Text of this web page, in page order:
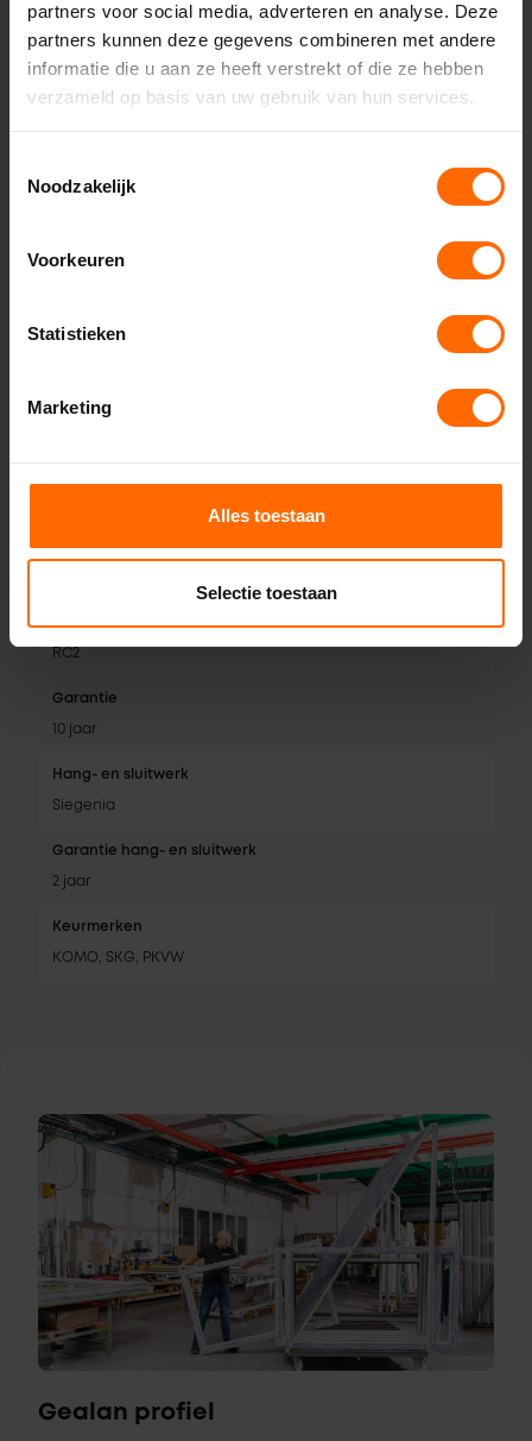
partners voor social media, adverteren en analyse. Deze
partners kunnen deze gegevens combineren met andere
informatie die u aan ze heeft verstrekt of die ze hebben
verzameld op basis van uw gebruik van hun services.
Noodzakelijk
Voorkeuren
Statistieken
Marketing
Alles toestaan
Selectie toestaan
Maximale breedte
3900 mm
Minimale hoogte
2100 mm
Geluidsklasse
RC2
Garantie
10 jaar
Hang- en sluitwerk
Siegenia
Garantie hang- en sluitwerk
2 jaar
Keurmerken
KOMO, SKG, PKVW
Gealan profiel